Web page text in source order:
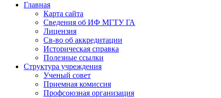
Главная
Карта сайта
Сведения об ИФ МГТУ ГА
Лицензия
Св-во об аккредитации
Историческая справка
Полезные ссылки
Структура учреждения
Ученый совет
Приемная комиссия
Профсоюзная организация